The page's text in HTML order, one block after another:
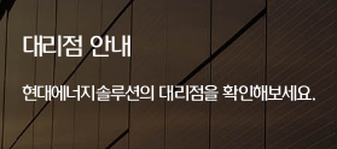
대리점 안내
현대에너지솔루션의 대리점을 확인해보세요.